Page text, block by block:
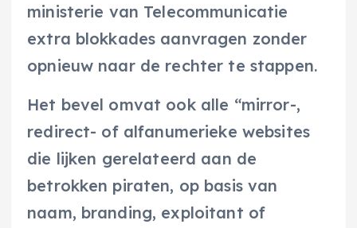
ministerie van Telecommunicatie
extra blokkades aanvragen zonder
opnieuw naar de rechter te stappen.
Het bevel omvat ook alle “mirror-,
redirect- of alfanumerieke websites
die lijken gerelateerd aan de
betrokken piraten, op basis van
naam, branding, exploitant of